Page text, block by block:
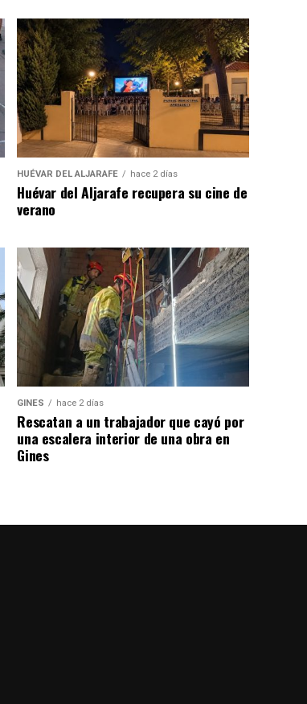
HUÉVAR DEL ALJARAFE hace 2 días
Huévar del Aljarafe recupera su cine de
verano
GINES hace 2 días
Rescatan a un trabajador que cayó por
una escalera interior de una obra en
Gines